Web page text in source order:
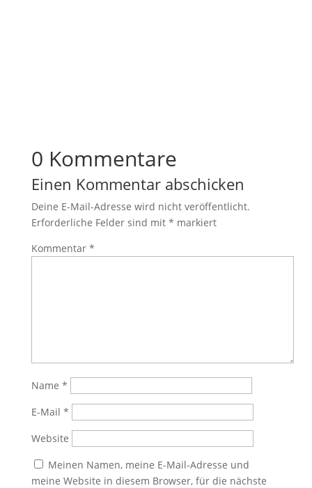
0 Kommentare
Einen Kommentar abschicken
Deine E-Mail-Adresse wird nicht veröffentlicht.
Erforderliche Felder sind mit * markiert
Kommentar *
Name *
E-Mail *
Website
Meinen Namen, meine E-Mail-Adresse und
meine Website in diesem Browser, für die nächste